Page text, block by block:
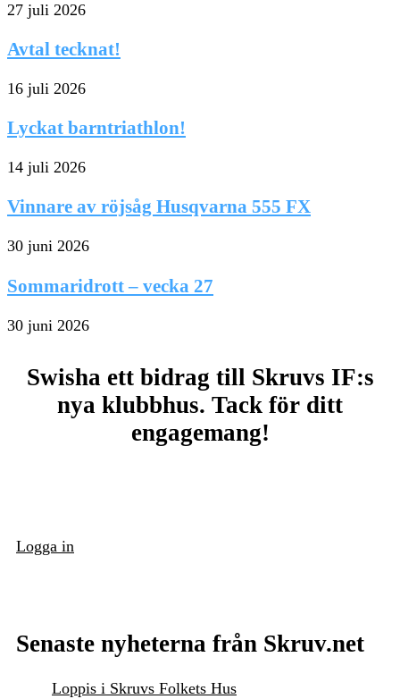
27 juli 2026
Avtal tecknat!
16 juli 2026
Lyckat barntriathlon!
14 juli 2026
Vinnare av röjsåg Husqvarna 555 FX
30 juni 2026
Sommaridrott – vecka 27
30 juni 2026
Swisha ett bidrag till Skruvs IF:s
nya klubbhus. Tack för ditt
engagemang!
Logga in
Senaste nyheterna från Skruv.net
Loppis i Skruvs Folkets Hus